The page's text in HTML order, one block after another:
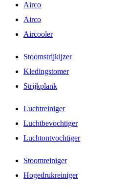
Airco
Airco
Aircooler
Stoomstrijkijzer
Kledingstomer
Strijkplank
Luchtreiniger
Luchtbevochtiger
Luchtontvochtiger
Stoomreiniger
Hogedrukreiniger